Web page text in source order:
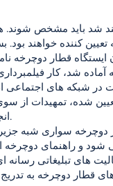
کننده خواهند بود.
انجام خواهد شد.